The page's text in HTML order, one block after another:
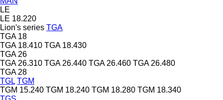
LE
LE 18.220
Lion's series TGA
TGA 18
TGA 18.410 TGA 18.430
TGA 26
TGA 26.310 TGA 26.440 TGA 26.460 TGA 26.480
TGA 28
TGL TGM
TGM 15.240 TGM 18.240 TGM 18.280 TGM 18.340